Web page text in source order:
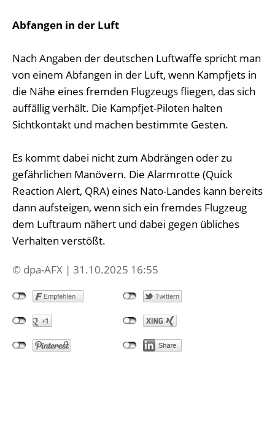
Abfangen in der Luft
Nach Angaben der deutschen Luftwaffe spricht man
von einem Abfangen in der Luft, wenn Kampfjets in
die Nähe eines fremden Flugzeugs fliegen, das sich
auffällig verhält. Die Kampfjet-Piloten halten
Sichtkontakt und machen bestimmte Gesten.
Es kommt dabei nicht zum Abdrängen oder zu
gefährlichen Manövern. Die Alarmrotte (Quick
Reaction Alert, QRA) eines Nato-Landes kann bereits
dann aufsteigen, wenn sich ein fremdes Flugzeug
dem Luftraum nähert und dabei gegen übliches
Verhalten verstößt.
© dpa-AFX | 31.10.2025 16:55